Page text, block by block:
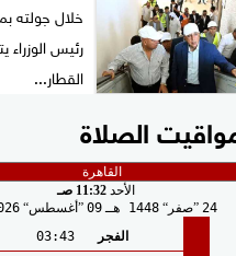
خلال جولته
رئيس
القطار...
الصلاة
الأحد11:32 صـ
24 صفر 1448 هـ 09 أغسطس
الفجر
03:43